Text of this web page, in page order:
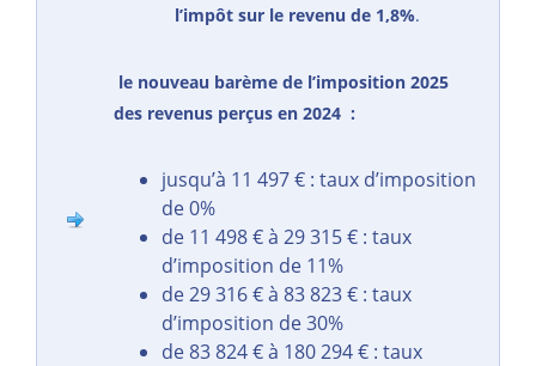
l’impôt sur le revenu de 1,8%.
le nouveau barème de l’imposition 2025
des revenus perçus en 2024 :
jusqu’à 11 497 € : taux d’imposition
de 0%
de 11 498 € à 29 315 € : taux
d’imposition de 11%
de 29 316 € à 83 823 € : taux
d’imposition de 30%
de 83 824 € à 180 294 € : taux